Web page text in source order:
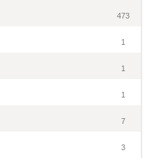
473
1
1
1
7
3